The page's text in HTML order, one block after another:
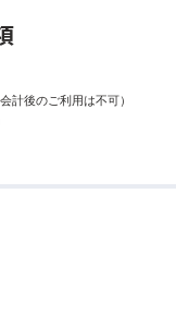
計後のご利用は不可）